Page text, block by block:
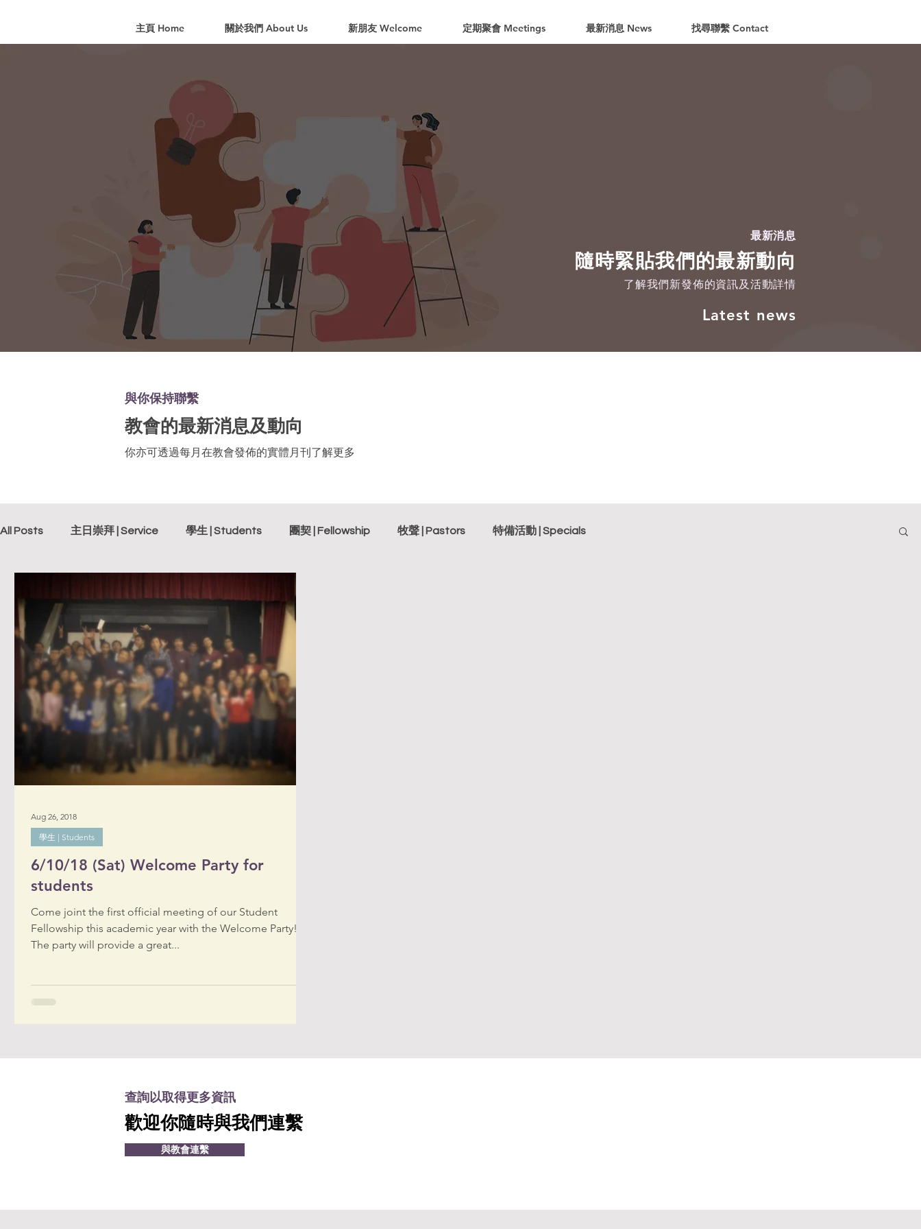
主頁 Home 關於我們 About Us 新朋友 Welcome 定期聚會 Meetings 最新消息 News 找尋聯繫 Contact
最新消息
隨時緊貼我們的最新動向
了解我們新發佈的資訊及活動詳情
Latest news
與你保持聯繫
教會的最新消息及動向
你亦可透過每月在教會發佈的實體月刊了解更多
All Posts 主日崇拜 | Service 學生 | Students 團契 | Fellowship 牧聲 | Pastors 特備活動 | Specials
6/10/18 (Sat) Welcome Party for
students
Come joint the first official meeting of our Student
Fellowship this academic year with the Welcome Party!
The party will provide a great...
學生 | Students
Aug 26, 2018
查詢以取得更多資訊
歡迎你隨時與我們連繫
與教會連繫